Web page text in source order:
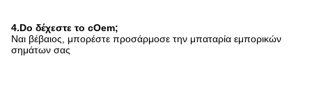
4.Do δέχεστε το cOem;
Ναι βέβαιος, μπορέστε προσάρμοσε την μπαταρία εμπορικών
σημάτων σας